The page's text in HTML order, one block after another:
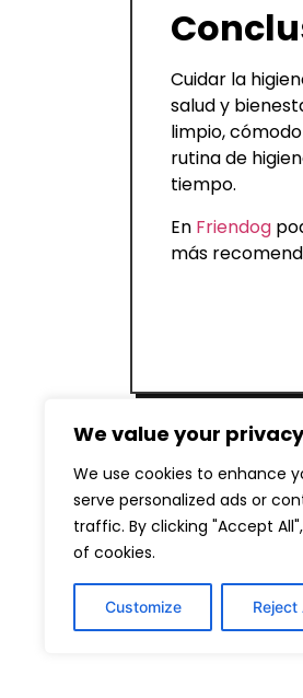
We value your privacy
We use cookies to enhance
serve personalized ads or
traffic. By clicking "Accept
of cookies.
Customize Reject
Cuidar la
salud y
limpio,
rutina de
tiempo.
En Friendog
más
ANTERIOR